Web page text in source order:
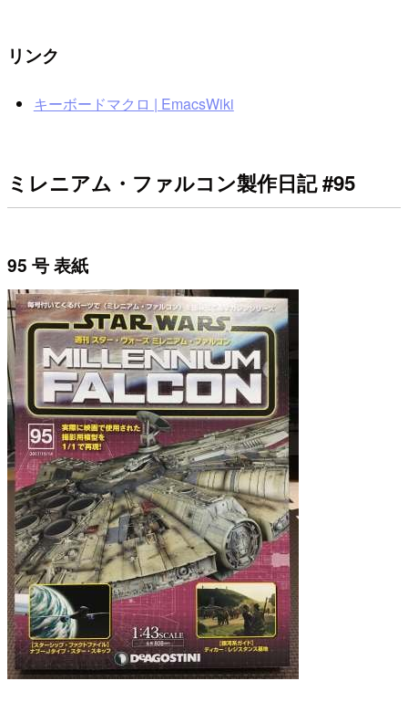
リンク
キーボードマクロ | EmacsWiki
ミレニアム・ファルコン製作日記 #95
95 号 表紙